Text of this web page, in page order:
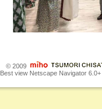
© 2009
Best view Netscape Navigator